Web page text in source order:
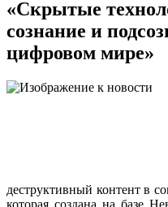
«Скрытые
сознание и
цифровом мире»
деструктивный контент в
которая создана на базе